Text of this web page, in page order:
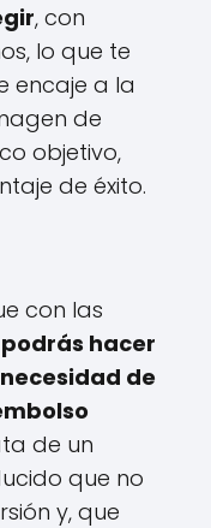
, con
lo que te
encaje a la
de
objetivo,
de éxito.
con las
podrás hacer
de
de un
que no
y, que